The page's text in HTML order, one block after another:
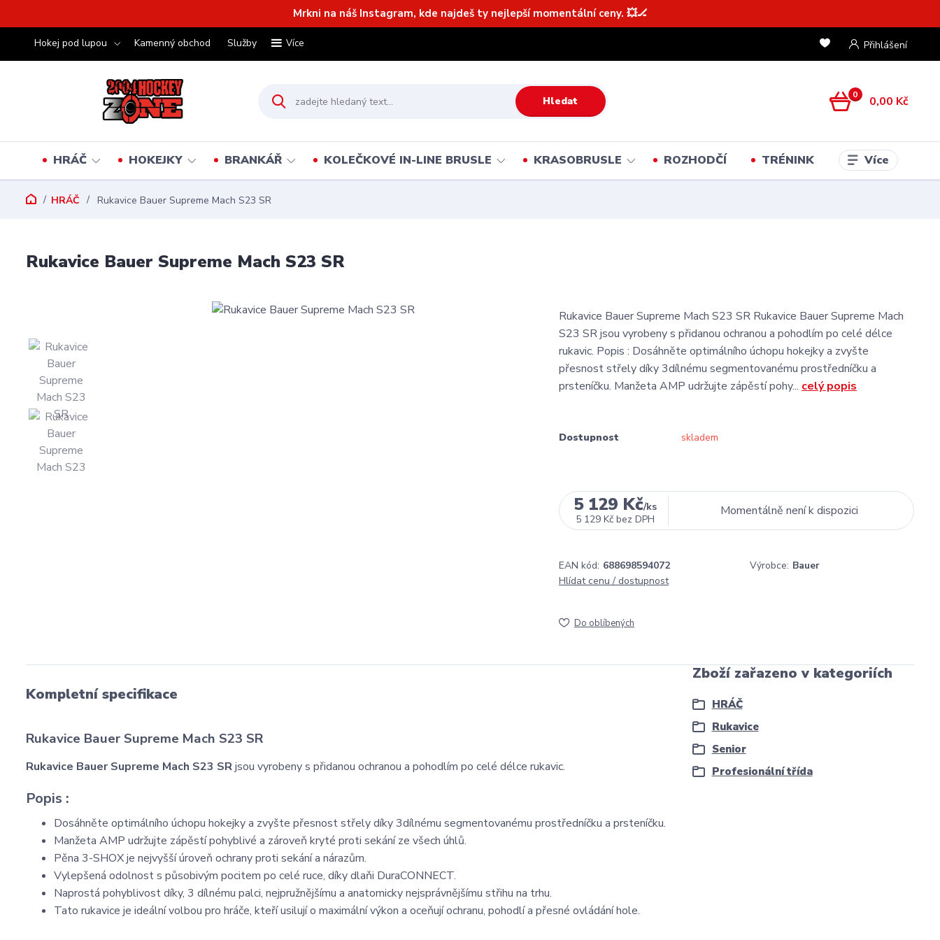
Mrkni na náš Instagram, kde najdeš ty nejlepší momentální ceny. 💥🏒
Hokej pod lupou Kamenný obchod Služby Více Přihlášení
Hledat 0 0,00 Kč
HRÁČ HOKEJKY BRANKÁŘ KOLEČKOVÉ IN-LINE BRUSLE KRASOBRUSLE ROZHODČÍ TRÉNINK Více
HRÁČ Rukavice Bauer Supreme Mach S23 SR
Rukavice Bauer Supreme Mach S23 SR
Rukavice Bauer Supreme Mach S23 SR Rukavice Bauer Supreme Mach
S23 SR jsou vyrobeny s přidanou ochranou a pohodlím po celé délce
rukavic. Popis : Dosáhněte optimálního úchopu hokejky a zvyšte
přesnost střely díky 3dílnému segmentovanému prostředníčku a
prsteníčku. Manžeta AMP udržujte zápěstí pohy... celý popis
Dostupnost skladem
5 129 Kč/ks
5 129 Kč bez DPH
Momentálně není k dispozici
EAN kód: 688698594072 Výrobce: Bauer
Hlídat cenu / dostupnost
Do oblíbených
Kompletní specifikace
Rukavice Bauer Supreme Mach S23 SR
Rukavice Bauer Supreme Mach S23 SRjsou vyrobeny s přidanou ochranou a pohodlím po celé délce rukavic.
Popis :
Dosáhněte optimálního úchopu hokejky a zvyšte přesnost střely díky 3dílnému segmentovanému prostředníčku a prsteníčku.
Manžeta AMP udržujte zápěstí pohyblivé a zároveň kryté proti sekání ze všech úhlů.
Pěna 3-SHOX je nejvyšší úroveň ochrany proti sekání a nárazům.
Vylepšená odolnost s působivým pocitem po celé ruce, díky dlaňi DuraCONNECT.
Naprostá pohyblivost díky, 3 dílnému palci, nejpružnějšímu a anatomicky nejsprávnějšímu střihu na trhu.
Tato rukavice je ideální volbou pro hráče, kteří usilují o maximální výkon a oceňují ochranu, pohodlí a přesné ovládání hole.
Zboží zařazeno v kategoriích
HRÁČ
Rukavice
Senior
Profesionální třída